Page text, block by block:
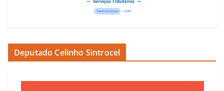
Deputado Celinho Sintrocel